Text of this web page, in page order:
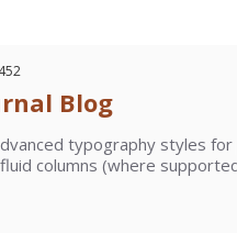
Blog
typography styles
columns (where